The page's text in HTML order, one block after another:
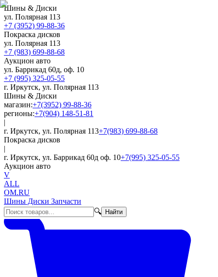
Шины & Диски
ул. Полярная 113
+7 (3952) 99-88-36
Покраска дисков
ул. Полярная 113
+7 (983) 699-88-68
Аукцион авто
ул. Баррикад 60д, оф. 10
+7 (995) 325-05-55
г. Иркутск, ул. Полярная 113
Шины & Диски
магазин:+7(3952) 99-88-36
регионы:+7(904) 148-51-81
|
г. Иркутск, ул. Полярная 113+7(983) 699-88-68
Покраска дисков
|
г. Иркутск, ул. Баррикад 60д оф. 10+7(995) 325-05-55
Аукцион авто
V
ALL
OM.RU
Шины Диски Запчасти
🔍
Найти